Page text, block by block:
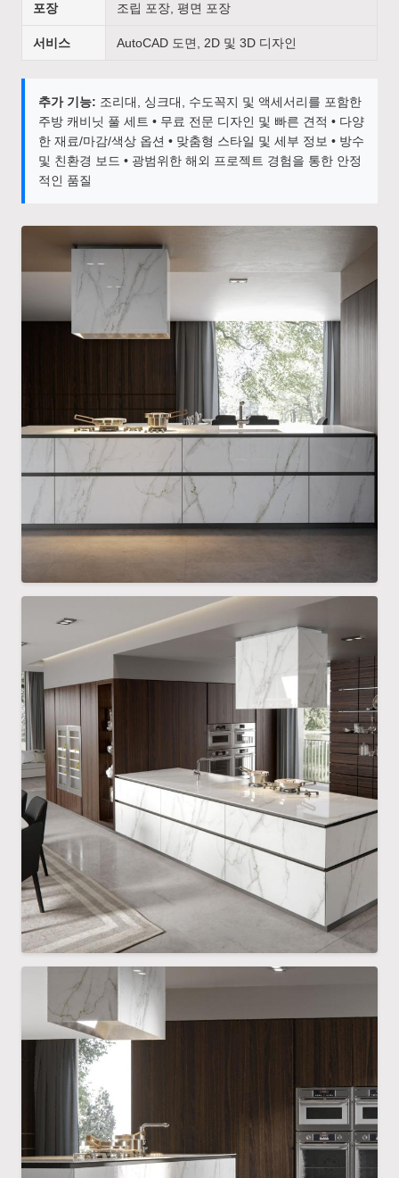
포장 조립 포장, 평면 포장
서비스 AutoCAD 도면, 2D 및 3D 디자인
추가 기능: 조리대, 싱크대, 수도꼭지 및 액세서리를 포함한
주방 캐비닛 풀 세트 • 무료 전문 디자인 및 빠른 견적 • 다양
한 재료/마감/색상 옵션 • 맞춤형 스타일 및 세부 정보 • 방수
및 친환경 보드 • 광범위한 해외 프로젝트 경험을 통한 안정
적인 품질